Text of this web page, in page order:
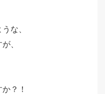
な、
、
？！